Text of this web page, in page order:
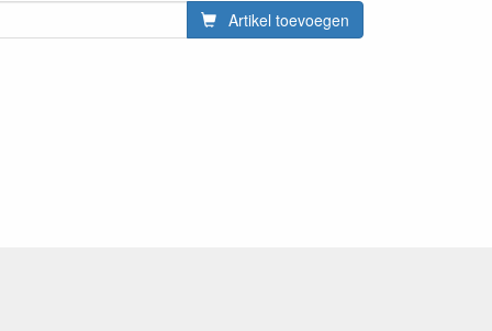
Artikel toevoegen